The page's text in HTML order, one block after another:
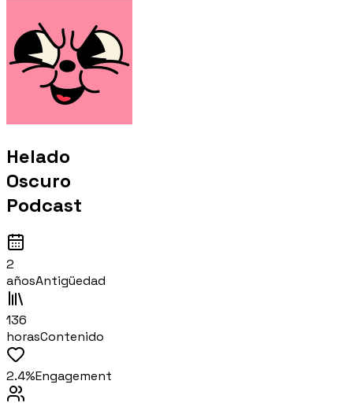
Helado
Oscuro
Podcast
2
añosAntigüedad
136
horasContenido
2.4%Engagement